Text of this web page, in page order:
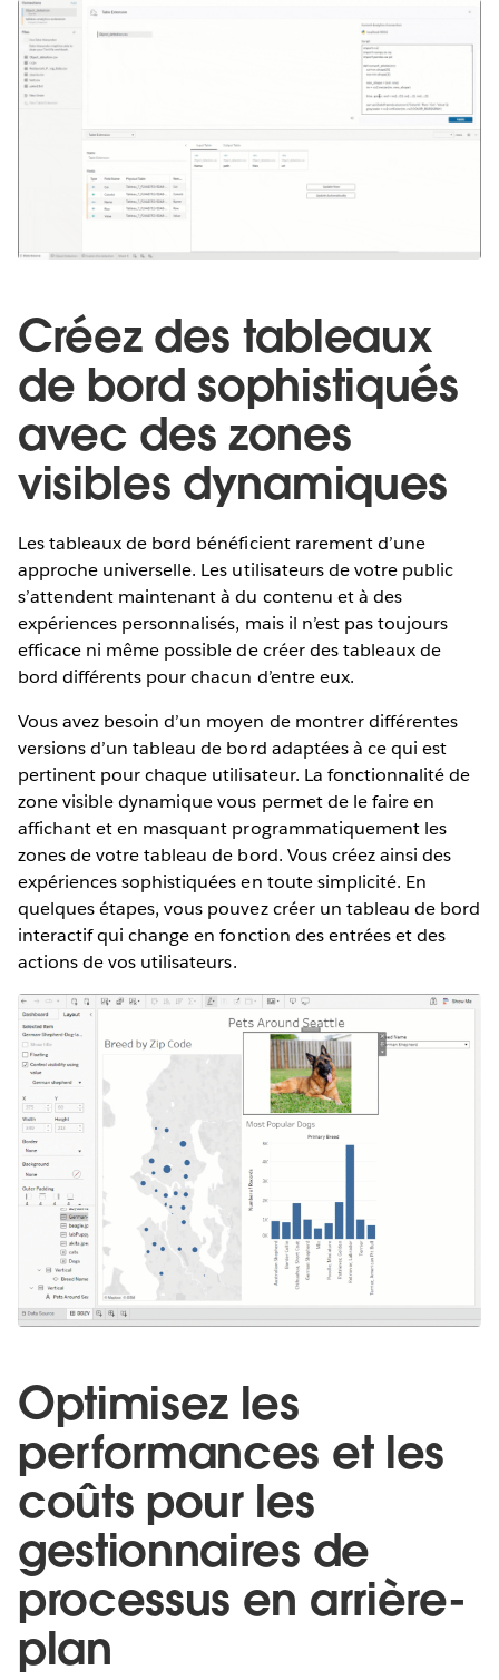
Créez des tableaux
de bord sophistiqués
avec des zones
visibles dynamiques
Les tableaux de bord bénéficient rarement d’une
approche universelle. Les utilisateurs de votre public
s’attendent maintenant à du contenu et à des
expériences personnalisés, mais il n’est pas toujours
efficace ni même possible de créer des tableaux de
bord différents pour chacun d’entre eux.
Vous avez besoin d’un moyen de montrer différentes
versions d’un tableau de bord adaptées à ce qui est
pertinent pour chaque utilisateur. La fonctionnalité de
zone visible dynamique vous permet de le faire en
affichant et en masquant programmatiquement les
zones de votre tableau de bord. Vous créez ainsi des
expériences sophistiquées en toute simplicité. En
quelques étapes, vous pouvez créer un tableau de bord
interactif qui change en fonction des entrées et des
actions de vos utilisateurs.
Optimisez les
performances et les
coûts pour les
gestionnaires de
processus en arrière-
plan